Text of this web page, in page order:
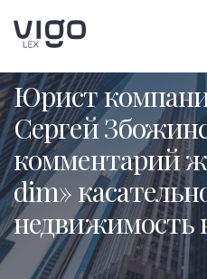
Юрист
Сергей
комментарий
dim»
недвижимость